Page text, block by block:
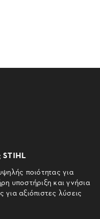
STIHL
ποιότητας για
υποστήριξη και γνήσια
αξιόπιστες λύσεις